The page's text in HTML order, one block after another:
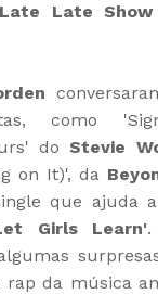
Late
como
doStevie
on It)', da
que ajuda
Girls Learn'.
rap da música